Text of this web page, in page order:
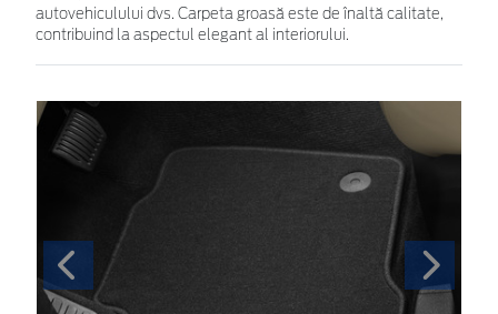
autovehiculului dvs. Carpeta groasă este de înaltă calitate,
contribuind la aspectul elegant al interiorului.